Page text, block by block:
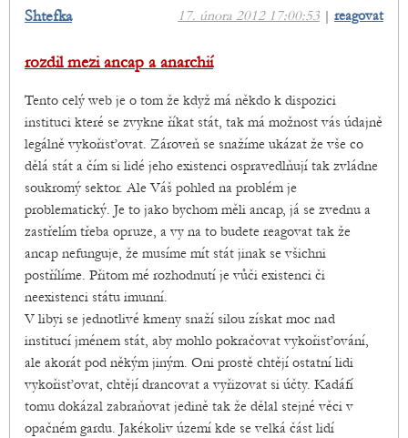
17. února 2012 17:00:53 | reagovat
Shtefka
rozdil mezi ancap a anarchií
Tento celý web je o tom že když má někdo k dispozici
instituci které se zvykne říkat stát, tak má možnost vás údajně
legálně vykořisťovat. Zároveň se snažíme ukázat že vše co
dělá stát a čím si lidé jeho existenci ospravedlňují tak zvládne
soukromý sektor. Ale Váš pohled na problém je
problematický. Je to jako bychom měli ancap, já se zvednu a
zastřelím třeba opruze, a vy na to budete reagovat tak že
ancap nefunguje, že musíme mít stát jinak se všichni
postřílíme. Přitom mé rozhodnutí je vůči existenci či
neexistenci státu imunní.
V libyi se jednotlivé kmeny snaží silou získat moc nad
institucí jménem stát, aby mohlo pokračovat vykořisťování,
ale akorát pod někým jiným. Oni prostě chtějí ostatní lidi
vykořisťovat, chtějí drancovat a vyřizovat si účty. Kadáfí
tomu dokázal zabraňovat jedině tak že dělal stejné věci v
opačném gardu. Jakékoliv území kde se velká část lidí